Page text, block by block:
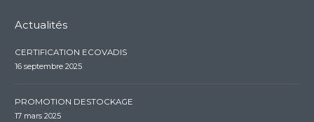
Actualités
CERTIFICATION ECOVADIS
16 septembre 2025
PROMOTION DESTOCKAGE
17 mars 2025